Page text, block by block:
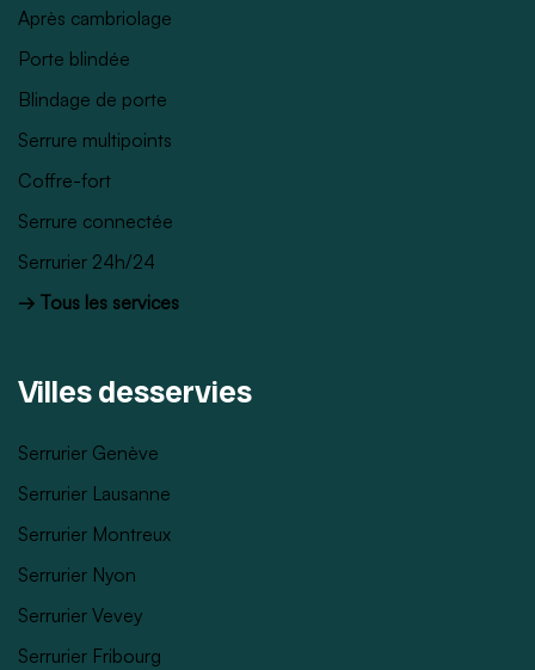
Après cambriolage
Porte blindée
Blindage de porte
Serrure multipoints
Coffre-fort
Serrure connectée
Serrurier 24h/24
→ Tous les services
Villes desservies
Serrurier Genève
Serrurier Lausanne
Serrurier Montreux
Serrurier Nyon
Serrurier Vevey
Serrurier Fribourg